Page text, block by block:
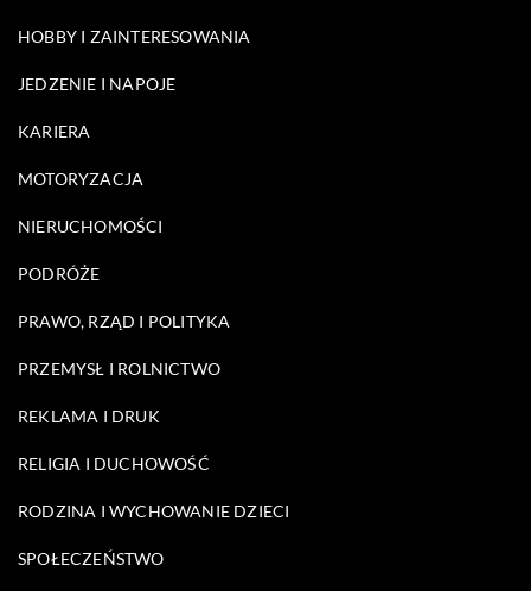
HOBBY I ZAINTERESOWANIA
JEDZENIE I NAPOJE
KARIERA
MOTORYZACJA
NIERUCHOMOŚCI
PODRÓŻE
PRAWO, RZĄD I POLITYKA
PRZEMYSŁ I ROLNICTWO
REKLAMA I DRUK
RELIGIA I DUCHOWOŚĆ
RODZINA I WYCHOWANIE DZIECI
SPOŁECZEŃSTWO